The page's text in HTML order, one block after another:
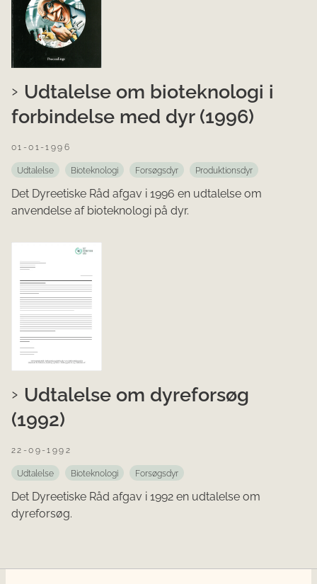
Udtalelse om bioteknologi i
forbindelse med dyr (1996)
01-01-1996
Udtalelse Bioteknologi Forsøgsdyr Produktionsdyr
Det Dyreetiske Råd afgav i 1996 en udtalelse om
anvendelse af bioteknologi på dyr.
Udtalelse om dyreforsøg
(1992)
22-09-1992
Udtalelse Bioteknologi Forsøgsdyr
Det Dyreetiske Råd afgav i 1992 en udtalelse om
dyreforsøg.